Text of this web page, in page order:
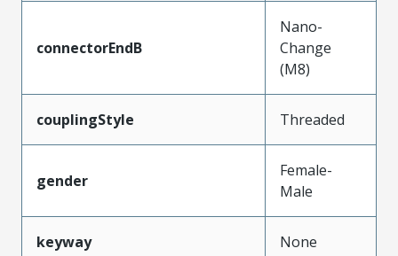
connectorEndB
Nano-
Change
(M8)
couplingStyle Threaded
gender
Female-
Male
keyway None